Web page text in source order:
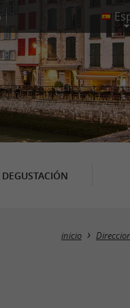
DEGUSTACIÓN
inicio